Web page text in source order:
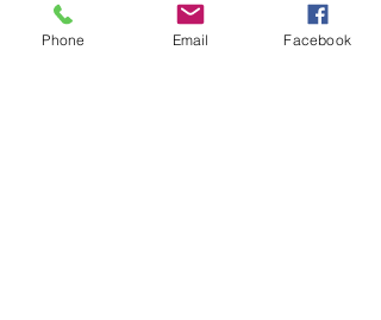
José FRECHES
Détails sur le produit
Phone Email Facebook